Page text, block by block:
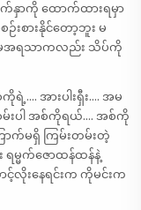
နှာကို ထောက်ထားရမှာ
ဉ်းစားနိုင်တော့ဘူး မ
ကာမအရသာကလည်း သိပ်ကို
…. အားပါးရှီး…. အမ
မ်းပါ အစ်ကိုရယ်…. အစ်ကို
ာက်မရှိ ကြမ်းတမ်းတဲ့
မ္မက်ဇောထန်ထန်နဲ့
င့်လိုးနေရင်းက ကိုမင်းက